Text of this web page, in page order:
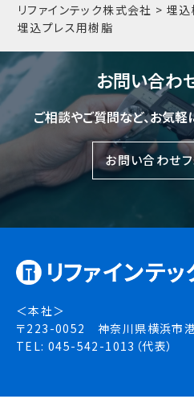
リファインテック株式会社 >埋込
埋込プレス用樹脂
お問い合わ
ご相談やご質問など、お気軽
お問い合わせフ
＜本社＞
〒223-0052 神奈川県横浜市
TEL: 045-542-1013（代表）